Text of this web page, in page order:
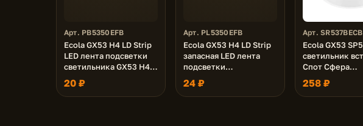
Арт. PB5350EFB
Ecola GX53 H4 LD Strip
LED лента подсветки
светильника GX53 H4
LDxxxx 5.0W, Синяя
Blue
20 ₽
Арт. PL5350EFB
Ecola GX53 H4 LD Strip
запасная LED лента
подсветки
светильника GX53 H4
LDxxxx 24V, 5.0W,
4200K
24 ₽
Арт. SR537BECB
Ecola GX53
светильник
Спот Сфера
углубленный
матовым
(к+)
258 ₽